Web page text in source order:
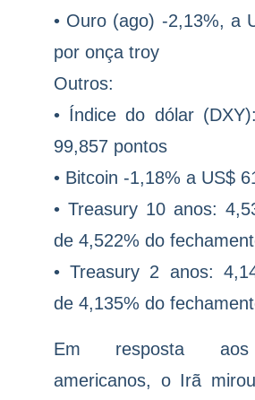
• Ouro (ago) -2,13%, a
por onça troy
Outros:
• Índice do dólar
99,857 pontos
• Bitcoin -1,18% a US$
• Treasury 10 anos:
de 4,522% do
• Treasury 2 anos:
de 4,135% do
Em resposta aos
americanos, o Irã